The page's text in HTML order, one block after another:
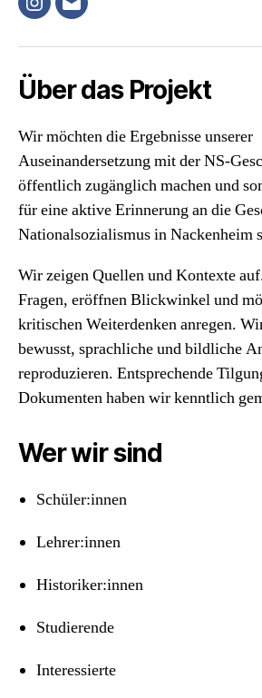
Instagram
E-
Über das Projekt
Wir möchten die Ergebnisse unserer
Auseinandersetzung mit der NS-
öffentlich zugänglich machen und
für eine aktive Erinnerung an die
Nationalsozialismus in Nackenheim
Wir zeigen Quellen und Kontexte
Fragen, eröffnen Blickwinkel und
kritischen Weiterdenken anregen.
bewusst, sprachliche und bildliche
reproduzieren. Entsprechende
Dokumenten haben wir kenntlich
Wer wir sind
Schüler:innen
Lehrer:innen
Historiker:innen
Studierende
Interessierte